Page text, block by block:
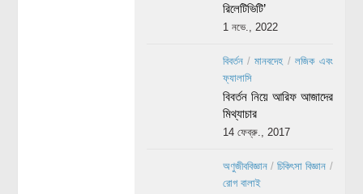
রিলেটিভিটি’
1 নভে., 2022
বিবর্তন/মানবদেহ /লজিক এবং
ফ্যালাসি
বিবর্তন নিয়ে আরিফ আজাদের
মিথ্যাচার
14 ফেব্রু., 2017
অণুজীববিজ্ঞান/চিকিৎসা বিজ্ঞান /
রোগ বালাই